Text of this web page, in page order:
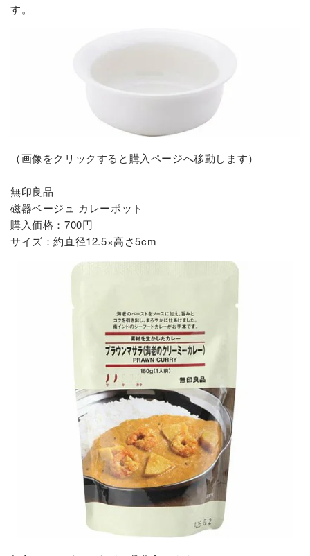
す。
（画像をクリックすると購入ページへ移動します）
無印良品
磁器ベージュ カレーポット
購入価格：700円
サイズ：約直径12.5×高さ5cm